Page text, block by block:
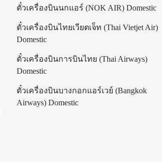
ตั๋วเครื่องบินนกแอร์ (NOK AIR) Domestic
ตั๋วเครื่องบินไทยเวียตเจ็ท (Thai Vietjet Air)
Domestic
ตั๋วเครื่องบินการบินไทย (Thai Airways)
Domestic
ตั๋วเครื่องบินบางกอกแอร์เวย์ (Bangkok
Airways) Domestic